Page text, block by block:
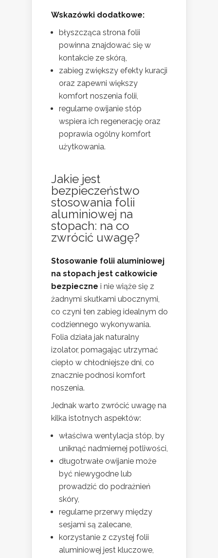
Wskazówki dodatkowe:
błyszcząca strona folii
powinna znajdować się w
kontakcie ze skórą,
zabieg zwiększy efekty kuracji
oraz zapewni większy
komfort noszenia folii,
regularne owijanie stóp
wspiera ich regenerację oraz
poprawia ogólny komfort
użytkowania.
Jakie jest
bezpieczeństwo
stosowania folii
aluminiowej na
stopach: na co
zwrócić uwagę?
Stosowanie folii aluminiowej
na stopach jest całkowicie
bezpieczne i nie wiąże się z
żadnymi skutkami ubocznymi,
co czyni ten zabieg idealnym do
codziennego wykonywania.
Folia działa jak naturalny
izolator, pomagając utrzymać
ciepło w chłodniejsze dni, co
znacznie podnosi komfort
noszenia.
Jednak warto zwrócić uwagę na
kilka istotnych aspektów:
właściwa wentylacja stóp, by
uniknąć nadmiernej potliwości,
długotrwałe owijanie może
być niewygodne lub
prowadzić do podrażnień
skóry,
regularne przerwy między
sesjami są zalecane,
korzystanie z czystej folii
aluminiowej jest kluczowe,